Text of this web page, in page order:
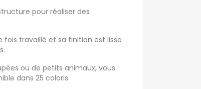
pour réaliser des
travaillé et sa finition est lisse
ou de petits animaux, vous
dans 25 coloris.